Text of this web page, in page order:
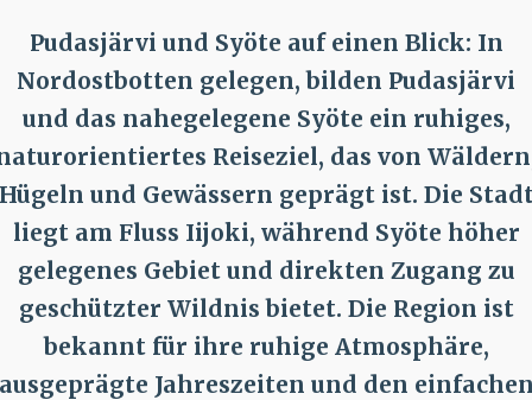
Pudasjärvi und Syöte auf einen Blick: In
Nordostbotten gelegen, bilden Pudasjärvi
und das nahegelegene Syöte ein ruhiges,
Reiseziel, das von
und Gewässern geprägt ist. Die
liegt am Fluss Iijoki, während Syöte höher
gelegenes Gebiet und direkten Zugang zu
geschützter Wildnis bietet. Die Region ist
bekannt für ihre ruhige Atmosphäre,
Jahreszeiten und den